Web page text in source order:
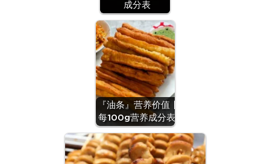
成分表
『油条』营养价值 |
每100g营养成分表